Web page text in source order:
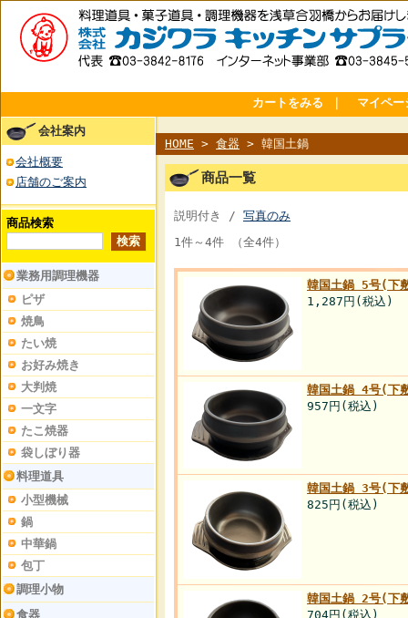
カートをみる マイペー
会社案内
会社概要
店舗のご案内
商品検索
業務用調理機器
ピザ
焼鳥
たい焼
お好み焼き
大判焼
一文字
たこ焼器
袋しぼり器
料理道具
小型機械
鍋
中華鍋
包丁
調理小物
食器
HOME > 食器 > 韓国土鍋
商品一覧
説明付き / 写真のみ
1件～4件 （全4件）
韓国土鍋 5号(下
1,287円 (税込)
韓国土鍋 4号(下
957円 (税込)
韓国土鍋 3号(下
825円 (税込)
韓国土鍋 2号(下
704円 (税込)